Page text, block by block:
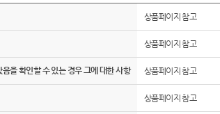
AP-100150
29 AP-100084
상품페이지 참고
상품페이지 참고
음을 확인할 수 있는 경우 그에 대한 사항 상품페이지 참고
상품페이지 참고